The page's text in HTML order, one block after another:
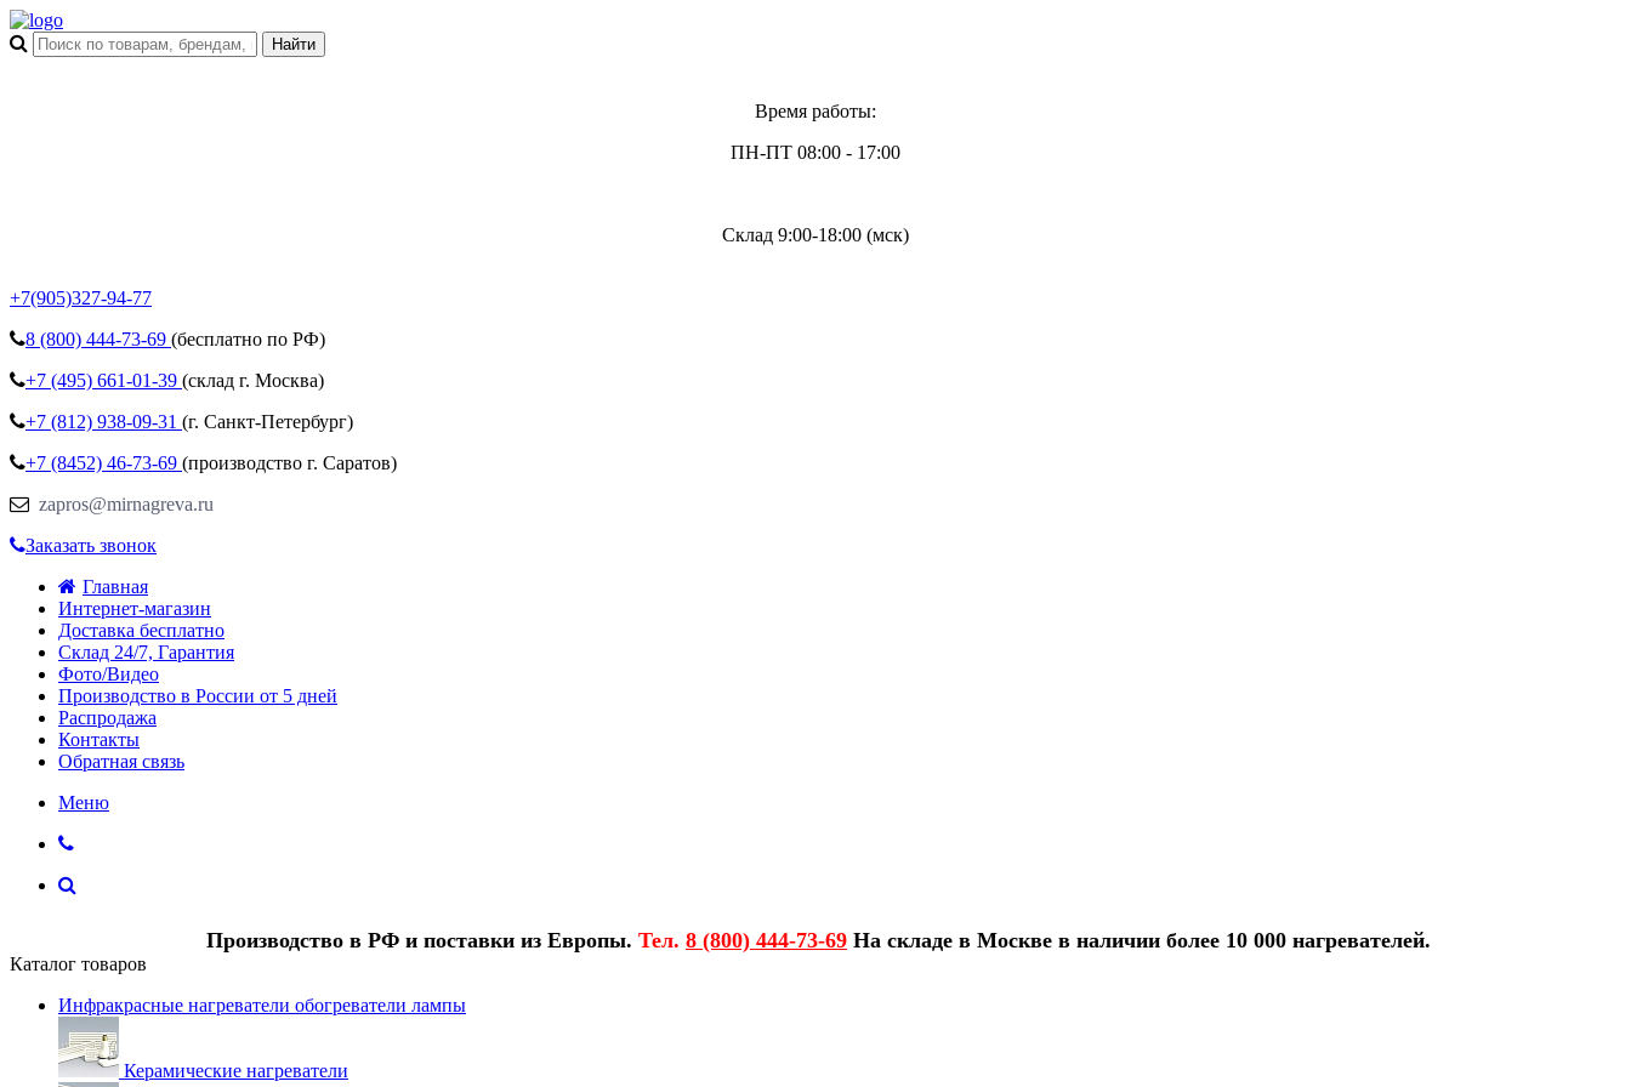
Время работы:
ПН-ПТ 08:00 - 17:00
Склад 9:00-18:00 (мск)
+7(905)327-94-77
8 (800) 444-73-69 (бесплатно по РФ)
+7 (495) 661-01-39 (склад г. Москва)
+7 (812) 938-09-31 (г. Санкт-Петербург)
+7 (8452) 46-73-69 (производство г. Саратов)
zapros@mirnagreva.ru
Заказать звонок
Главная
Интернет-магазин
Доставка бесплатно
Склад 24/7, Гарантия
Фото/Видео
Производство в России от 5 дней
Распродажа
Контакты
Обратная связь
Меню
Производство в РФ и поставки из Европы. Тел. 8 (800) 444-73-69 На складе в Москве в наличии более 10 000 нагревателей.
Каталог товаров
Инфракрасные нагреватели обогреватели лампы
Керамические нагреватели